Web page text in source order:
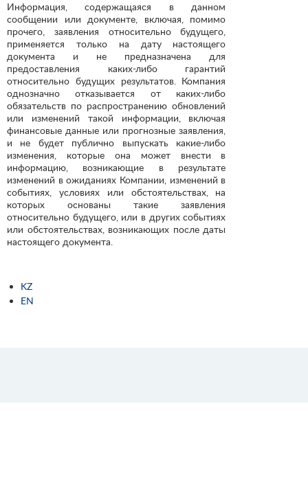
Информация, содержащаяся в данном
сообщении или документе, включая, помимо
прочего, заявления относительно будущего,
применяется только на дату настоящего
документа и не предназначена для
предоставления каких-либо гарантий
относительно будущих результатов. Компания
однозначно отказывается от каких-либо
обязательств по распространению обновлений
или изменений такой информации, включая
финансовые данные или прогнозные заявления,
и не будет публично выпускать какие-либо
изменения, которые она может внести в
информацию, возникающие в результате
изменений в ожиданиях Компании, изменений в
событиях, условиях или обстоятельствах, на
которых основаны такие заявления
относительно будущего, или в других событиях
или обстоятельствах, возникающих после даты
настоящего документа.
KZ
EN